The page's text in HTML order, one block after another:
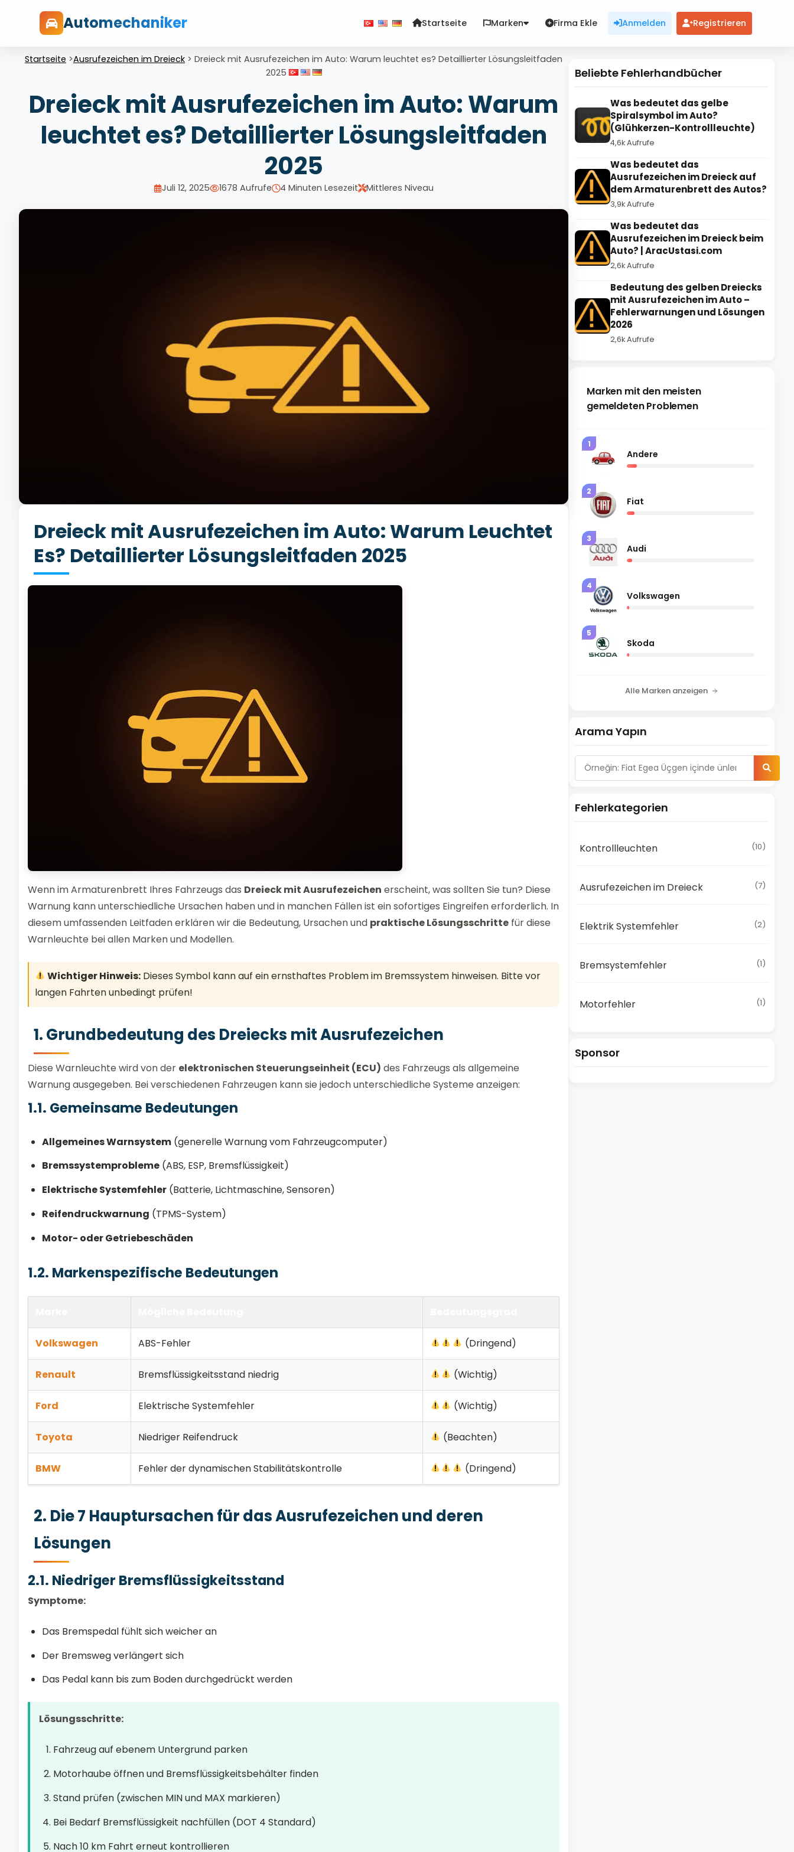
Automechaniker Startseite Marken Firma Ekle Anmelden Registrieren
Startseite >Ausrufezeichen im Dreieck > Dreieck mit Ausrufezeichen im Auto: Warum leuchtet es? Detaillierter Lösungsleitfaden
2025
Dreieck mit Ausrufezeichen im Auto: Warum
leuchtet es? Detaillierter Lösungsleitfaden
2025
Juli 12, 2025 1678 Aufrufe 4 Minuten Lesezeit Mittleres Niveau
Dreieck mit Ausrufezeichen im Auto: Warum Leuchtet
Es? Detaillierter Lösungsleitfaden 2025
Wenn im Armaturenbrett Ihres Fahrzeugs das Dreieck mit Ausrufezeichen erscheint, was sollten Sie tun? Diese
Warnung kann unterschiedliche Ursachen haben und in manchen Fällen ist ein sofortiges Eingreifen erforderlich. In
diesem umfassenden Leitfaden erklären wir die Bedeutung, Ursachen und praktische Lösungsschritte für diese
Warnleuchte bei allen Marken und Modellen.
Wichtiger Hinweis: Dieses Symbol kann auf ein ernsthaftes Problem im Bremssystem hinweisen. Bitte vor
langen Fahrten unbedingt prüfen!
1. Grundbedeutung des Dreiecks mit Ausrufezeichen
Diese Warnleuchte wird von der elektronischen Steuerungseinheit (ECU) des Fahrzeugs als allgemeine
Warnung ausgegeben. Bei verschiedenen Fahrzeugen kann sie jedoch unterschiedliche Systeme anzeigen:
1.1. Gemeinsame Bedeutungen
Allgemeines Warnsystem (generelle Warnung vom Fahrzeugcomputer)
Bremssystemprobleme (ABS, ESP, Bremsflüssigkeit)
Elektrische Systemfehler (Batterie, Lichtmaschine, Sensoren)
Reifendruckwarnung (TPMS-System)
Motor- oder Getriebeschäden
1.2. Markenspezifische Bedeutungen
Volkswagen ABS-Fehler (Dringend)
Renault Bremsflüssigkeitsstand niedrig (Wichtig)
Ford Elektrische Systemfehler (Wichtig)
Toyota Niedriger Reifendruck (Beachten)
BMW Fehler der dynamischen Stabilitätskontrolle (Dringend)
2. Die 7 Hauptursachen für das Ausrufezeichen und deren
Lösungen
2.1. Niedriger Bremsflüssigkeitsstand
Symptome:
Das Bremspedal fühlt sich weicher an
Der Bremsweg verlängert sich
Das Pedal kann bis zum Boden durchgedrückt werden
Lösungsschritte:
Fahrzeug auf ebenem Untergrund parken
Motorhaube öffnen und Bremsflüssigkeitsbehälter finden
Stand prüfen (zwischen MIN und MAX markieren)
Bei Bedarf Bremsflüssigkeit nachfüllen (DOT 4 Standard)
Nach 10 km Fahrt erneut kontrollieren
Beliebte Fehlerhandbücher
Was bedeutet das gelbe
Spiralsymbol im Auto?
(Glühkerzen-Kontrollleuchte)
4,6k Aufrufe
Was bedeutet das
Ausrufezeichen im Dreieck auf
dem Armaturenbrett des Autos?
3,9k Aufrufe
Was bedeutet das
Ausrufezeichen im Dreieck beim
Auto? | AracUstasi.com
2,6k Aufrufe
Bedeutung des gelben Dreiecks
mit Ausrufezeichen im Auto –
Fehlerwarnungen und Lösungen
2026
2,6k Aufrufe
Marken mit den meisten
gemeldeten Problemen
1
Andere
2
Fiat
3
Audi
4
Volkswagen
5
Skoda
Alle Marken anzeigen
Arama Yapın
Fehlerkategorien
Kontrollleuchten (10)
Ausrufezeichen im Dreieck (7)
Elektrik Systemfehler (2)
Bremsystemfehler (1)
Motorfehler (1)
Sponsor